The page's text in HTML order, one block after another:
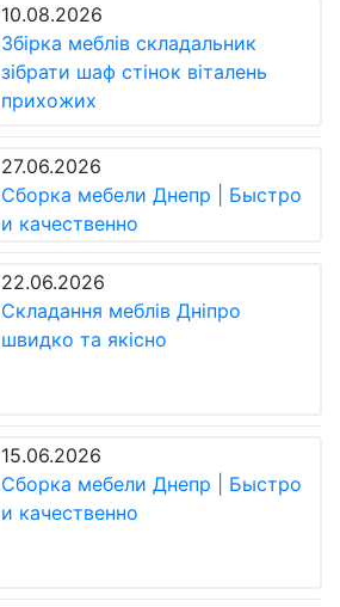
10.08.2026
Збірка меблів складальник
зібрати шаф стінок віталень
прихожих
27.06.2026
Сбopка мебели Днепр | Быcтро
и качественно
22.06.2026
Складання меблів Дніпро
швидко та якісно
15.06.2026
Сборка мебели Днепр | Быстро
и качественно